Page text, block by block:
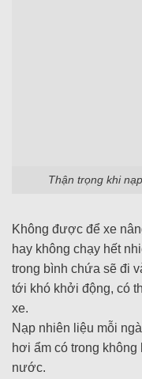
Thận trọng khi
Không được để xe
hay không chạy hết
trong bình chứa sẽ đi
tới khó khởi động, có
xe.
Nạp nhiên liệu mỗi
hơi ẩm có trong
nước.